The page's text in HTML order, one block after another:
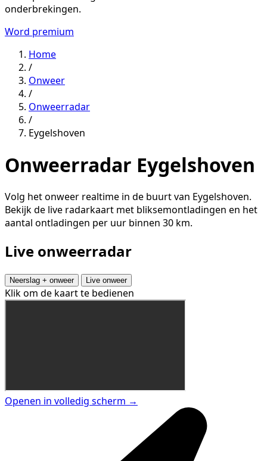
onderbrekingen.
Word premium
Home
/
Onweer
/
Onweerradar
/
Eygelshoven
Onweerradar Eygelshoven
Volg het onweer realtime in de buurt van Eygelshoven.
Bekijk de live radarkaart met bliksemontladingen en het
aantal ontladingen per uur binnen 30 km.
Live onweerradar
Neerslag + onweer Live onweer
Klik om de kaart te bedienen
Openen in volledig scherm →